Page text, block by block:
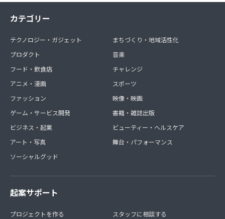
カテゴリー
テクノロジー・ガジェット
プロダクト
フード・飲食店
アニメ・漫画
ファッション
ゲーム・サービス開発
ビジネス・起業
アート・写真
ソーシャルグッド
まちづくり・地域活性化
音楽
チャレンジ
スポーツ
映像・映画
書籍・雑誌出版
ビューティー・ヘルスケア
舞台・パフォーマンス
起案サポート
プロジェクトを作る
スタッフに相談する